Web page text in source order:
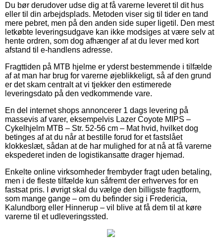
Du bør derudover udse dig at få varerne leveret til dit hus
eller til din arbejdsplads. Metoden viser sig til tider en tand
mere pebret, men på den anden side super ligetil. Den mest
letkøbte leveringsudgave kan ikke modsiges at være selv at
hente ordren, som dog afhænger af at du lever med kort
afstand til e-handlens adresse.
Fragttiden på MTB hjelme er yderst bestemmende i tilfælde
af at man har brug for varerne øjeblikkeligt, så af den grund
er det skam centralt at vi tjekker den estimerede
leveringsdato på den vedkommende vare.
En del internet shops annoncerer 1 dags levering på
massevis af varer, eksempelvis Lazer Coyote MIPS –
Cykelhjelm MTB – Str. 52-56 cm – Mat hvid, hvilket dog
betinges af at du når at bestille forud for et fastslået
klokkeslæt, sådan at de har mulighed for at nå at få varerne
ekspederet inden de logistikansatte drager hjemad.
Enkelte online virksomheder frembyder fragt uden betaling,
men i de fleste tilfælde kun såfremt der erhverves for en
fastsat pris. I øvrigt skal du vælge den billigste fragtform,
som mange gange – om du befinder sig i Fredericia,
Kalundborg eller Hinnerup – vil blive at få dem til at køre
varerne til et udleveringssted.